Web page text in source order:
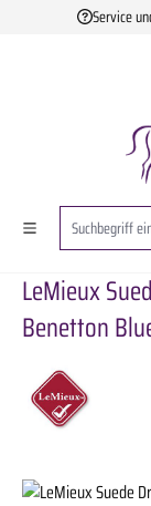
Zum HauptinhaltService
LeMieux
Benetton
Bildergalerie